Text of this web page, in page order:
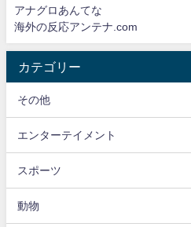
アナグロあんてな
海外の反応アンテナ.com
カテゴリー
その他
エンターテイメント
スポーツ
動物